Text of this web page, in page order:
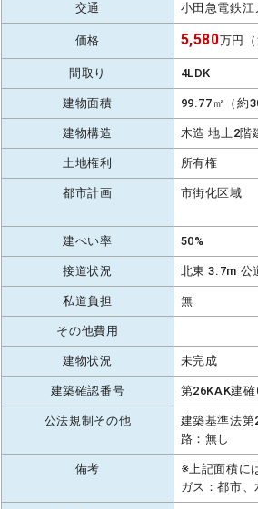
交通 小田急電鉄
価格 5,580万円
間取り 4LDK
建物面積 99.77㎡（約
建物構造 木造 地上2階
土地権利 所有権
都市計画 市街化区域
建ぺい率 50%
接道状況 北東 3.7m 公
私道負担 無
その他費用
建物状況 未完成
建築確認番号 第26KAK建
公法規制その他
建築基準法
路：無し
備考
※上記面積に
ガス：都市